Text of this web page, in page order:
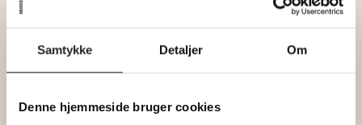
Samtykke Detaljer Om
Denne hjemmeside bruger cookies
Kom og lyt, når en lille celeber gruppe af